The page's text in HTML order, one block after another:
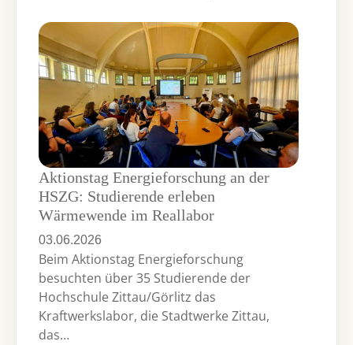
Aktionstag Energieforschung an der
HSZG: Studierende erleben
Wärmewende im Reallabor
03.06.2026
Beim Aktionstag Energieforschung
besuchten über 35 Studierende der
Hochschule Zittau/Görlitz das
Kraftwerkslabor, die Stadtwerke Zittau,
das…